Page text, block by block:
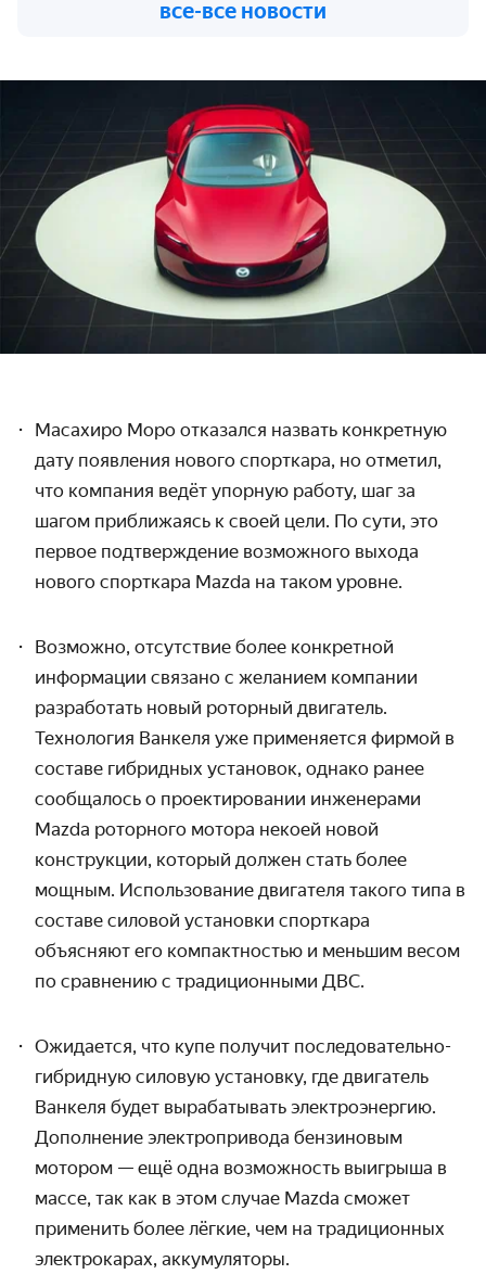
все-все новости
Масахиро Моро отказался назвать конкретную
дату появления нового спорткара, но отметил,
что компания ведёт упорную работу, шаг за
шагом приближаясь к своей цели. По сути, это
первое подтверждение возможного выхода
нового спорткара Mazda на таком уровне.
Возможно, отсутствие более конкретной
информации связано с желанием компании
разработать новый роторный двигатель.
Технология Ванкеля уже применяется фирмой в
составе гибридных установок, однако ранее
сообщалось о проектировании инженерами
Mazda роторного мотора некоей новой
конструкции, который должен стать более
мощным. Использование двигателя такого типа в
составе силовой установки спорткара
объясняют его компактностью и меньшим весом
по сравнению с традиционными ДВС.
Ожидается, что купе получит последовательно-
гибридную силовую установку, где двигатель
Ванкеля будет вырабатывать электроэнергию.
Дополнение электропривода бензиновым
мотором — ещё одна возможность выигрыша в
массе, так как в этом случае Mazda сможет
применить более лёгкие, чем на традиционных
электрокарах, аккумуляторы.